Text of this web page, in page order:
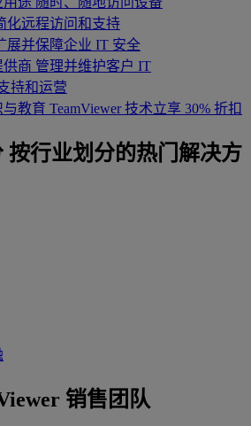
化远程访问和支持
展并保障企业 IT 安全
供商 管理并维护客户 IT
持和运营
与教育 TeamViewer 技术立享 30% 折扣
按行业划分的热门解决方
销售团队